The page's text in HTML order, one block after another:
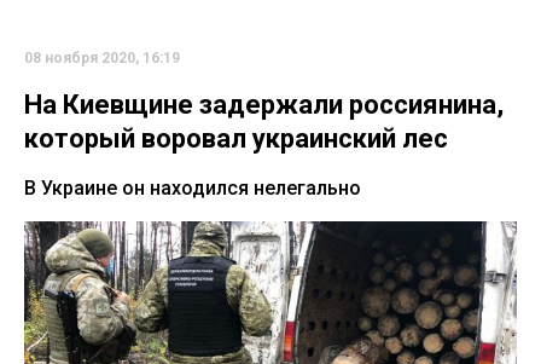
08 ноября 2020, 16:19
На Киевщине задержали россиянина,
который воровал украинский лес
В Украине он находился нелегально